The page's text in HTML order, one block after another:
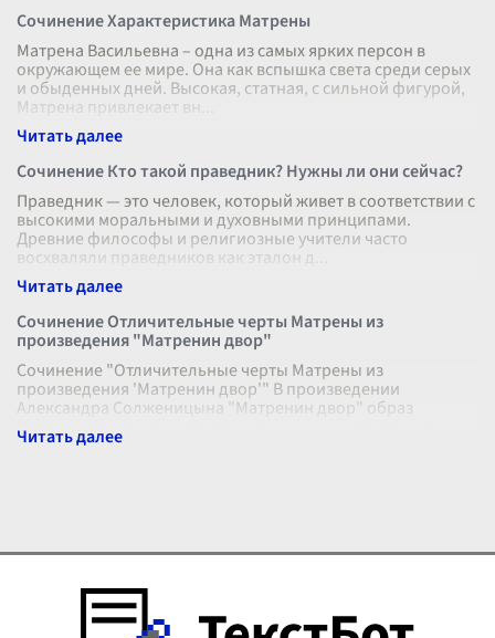
Сочинение Характеристика Матрены
Матрена Васильевна – одна из самых ярких персон в
окружающем ее мире. Она как вспышка света среди серых
и обыденных дней. Высокая, статная, с сильной фигурой,
Матрена привлекает вн
Сочинение Кто такой праведник? Нужны ли они сейчас?
Праведник — это человек, который живет в соответствии с
высокими моральными и духовными принципами.
Древние философы и религиозные учители часто
восхваляли праведников как эталон д
Сочинение Отличительные черты Матрены из
произведения "Матренин двор"
Сочинение "Отличительные черты Матрены из
произведения 'Матренин двор'" В произведении
Александра Солженицына "Матренин двор" образ
Матрены Васильевны Григорьевны раскрывает перед